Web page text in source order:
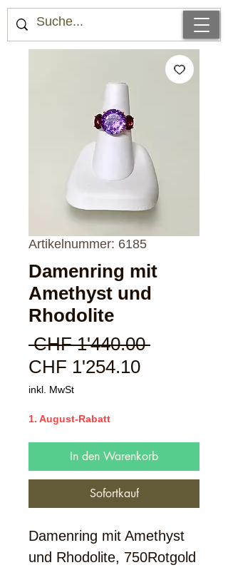
Artikelnummer: 6185
Damenring mit
Amethyst und
Rhodolite
CHF 1'440.00
CHF 1'254.10Sale-
inkl. MwSt
1. August-Rabatt
In den Warenkorb
Sofortkauf
Damenring mit Amethyst
und Rhodolite, 750Rotgold